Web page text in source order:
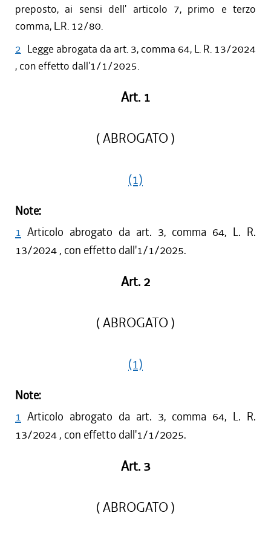
preposto, ai sensi dell' articolo 7, primo e terzo
comma, L.R. 12/80.
2 Legge abrogata da art. 3, comma 64, L. R. 13/2024
, con effetto dall'1/1/2025.
Art. 1
( ABROGATO )
(1)
Note:
1 Articolo abrogato da art. 3, comma 64, L. R.
13/2024 , con effetto dall'1/1/2025.
Art. 2
( ABROGATO )
(1)
Note:
1 Articolo abrogato da art. 3, comma 64, L. R.
13/2024 , con effetto dall'1/1/2025.
Art. 3
( ABROGATO )